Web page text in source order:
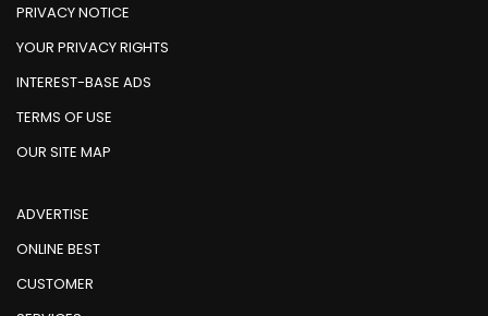
PRIVACY NOTICE
YOUR PRIVACY RIGHTS
INTEREST-BASE ADS
TERMS OF USE
OUR SITE MAP
ADVERTISE
ONLINE BEST
CUSTOMER